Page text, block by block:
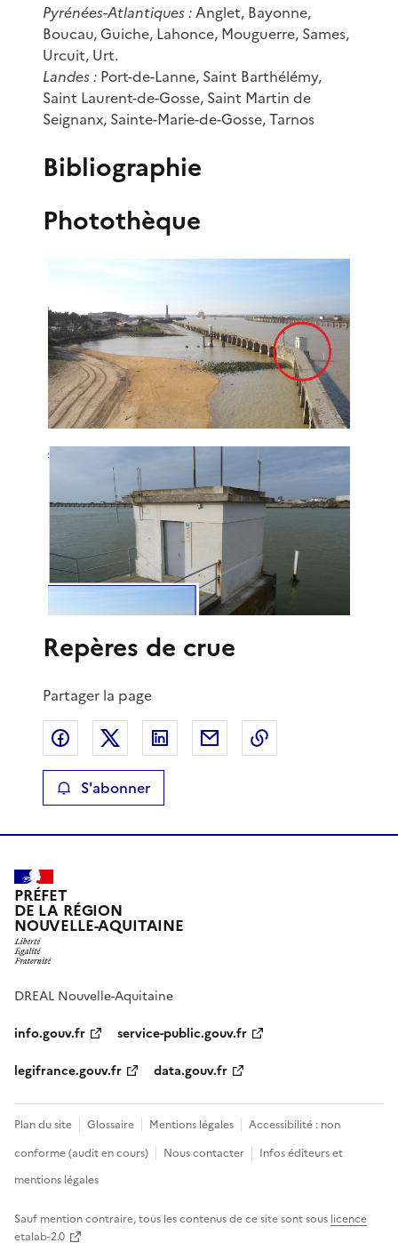
Pyrénées-Atlantiques :Anglet, Bayonne,
Boucau, Guiche, Lahonce, Mouguerre, Sames,
Urcuit, Urt.
Landes : Port-de-Lanne, Saint Barthélémy,
Saint Laurent-de-Gosse, Saint Martin de
Seignanx, Sainte-Marie-de-Gosse, Tarnos
Bibliographie
Photothèque
Repères de crue
Partager la page
Partager sur Facebook
Partager sur XPartager sur LinkedIn
Partager par email
S'abonner
PRÉFET
DE LA RÉGION
NOUVELLE-AQUITAINE
DREAL Nouvelle-Aquitaine
info.gouv.fr
service-public.gouv.fr
legifrance.gouv.fr
data.gouv.fr
Plan du site Glossaire Mentions légales
Accessibilité : non
conforme (audit en cours)
Nous contacter
Infos éditeurs et
mentions légales
Sauf mention contraire, tous les contenus de ce site sont sous licence
etalab-2.0